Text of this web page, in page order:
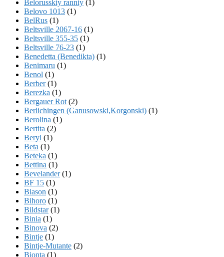
Belorusskiy ranniy (1)
Belovo 1013 (1)
BelRus (1)
Beltsville 2067-16 (1)
Beltsville 355-35 (1)
Beltsville 76-23 (1)
Benedetta (Benedikta) (1)
Benimaru (1)
Benol (1)
Berber(1)
Berezka (1)
Bergauer Rot (2)
Berlichingen (Ganusowski,Korgonski) (1)
Berolina (1)
Bertita (2)
Beryl (1)
Beta (1)
Beteka (1)
Bettina (1)
Bevelander(1)
BF 15 (1)
Biason (1)
Bihoro (1)
Bildstar(1)
Binia (1)
Binova (2)
Bintje (1)
Bintje-Mutante (2)
Bionta (1)